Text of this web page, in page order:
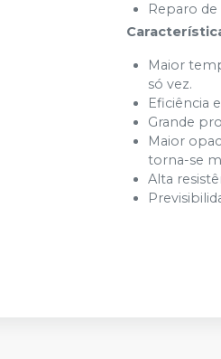
Reparo
Maior
só vez.
Eficiência
Grande
Maior
torna-se
Alta